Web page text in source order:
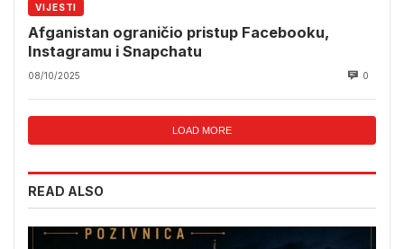
VIJESTI
Afganistan ograničio pristup Facebooku,
Instagramu i Snapchatu
08/10/2025 0
LOAD MORE
READ ALSO